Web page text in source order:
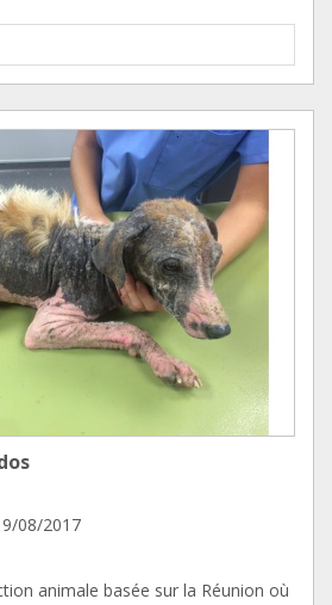
08/2017
animale basée sur la Réunion où